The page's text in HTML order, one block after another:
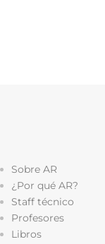
Sobre AR
¿Por qué AR?
Staff técnico
Profesores
Libros